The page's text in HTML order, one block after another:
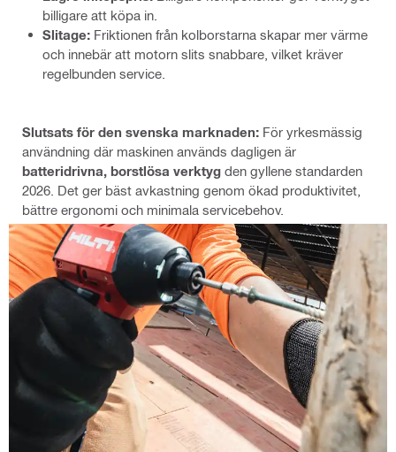
billigare att köpa in.
Slitage: Friktionen från kolborstarna skapar mer värme
och innebär att motorn slits snabbare, vilket kräver
regelbunden service.
Slutsats för den svenska marknaden: För yrkesmässig
användning där maskinen används dagligen är
batteridrivna, borstlösa verktyg den gyllene standarden
2026. Det ger bäst avkastning genom ökad produktivitet,
bättre ergonomi och minimala servicebehov.